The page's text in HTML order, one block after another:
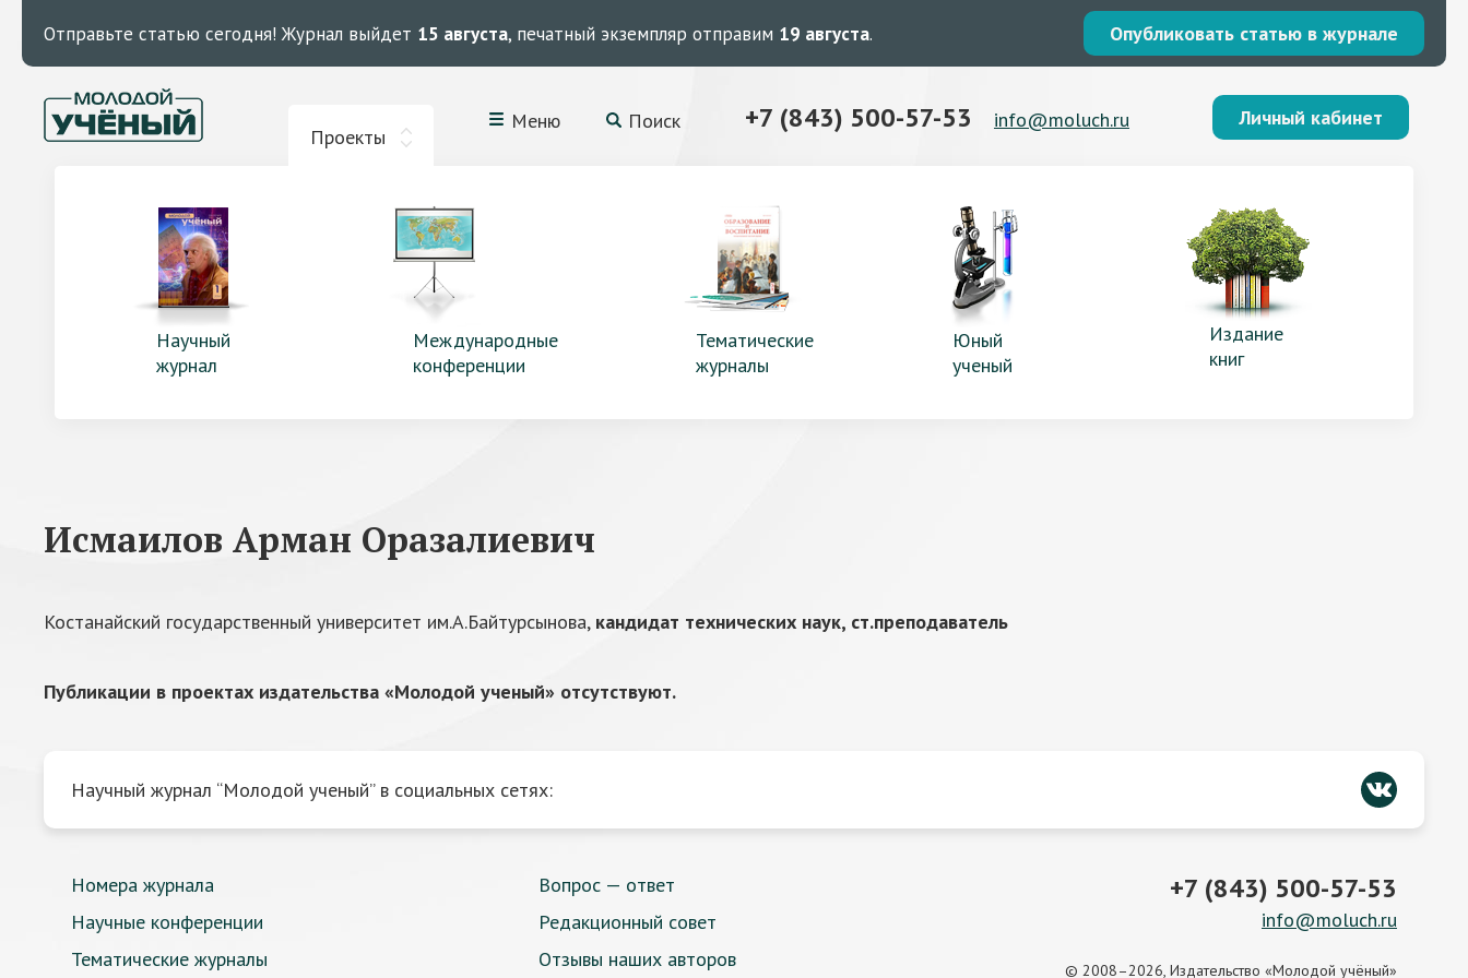
Отправьте статью сегодня! Журнал выйдет 15 августа, печатный экземпляр отправим 19 августа. Опубликовать статью в журнале
Проекты
Меню Поиск +7 (843) 500-57-53 info@moluch.ru Личный кабинет
Научный
журнал
Международные
конференции
Тематические
журналы
Юный
ученый
Издание
книг
Исмаилов Арман Оразалиевич
Костанайский государственный университет им.А.Байтурсынова, кандидат технических наук, ст.преподаватель
Публикации в проектах издательства «Молодой ученый» отсутствуют.
Научный журнал “Молодой ученый” в социальных сетях:
Номера журнала
Научные конференции
Тематические журналы
Вопрос — ответ
Редакционный совет
Отзывы наших авторов
+7 (843) 500-57-53
info@moluch.ru
© 2008–2026, Издательство «Молодой учёный»